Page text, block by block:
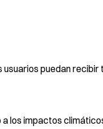
usuarios puedan
los impactos